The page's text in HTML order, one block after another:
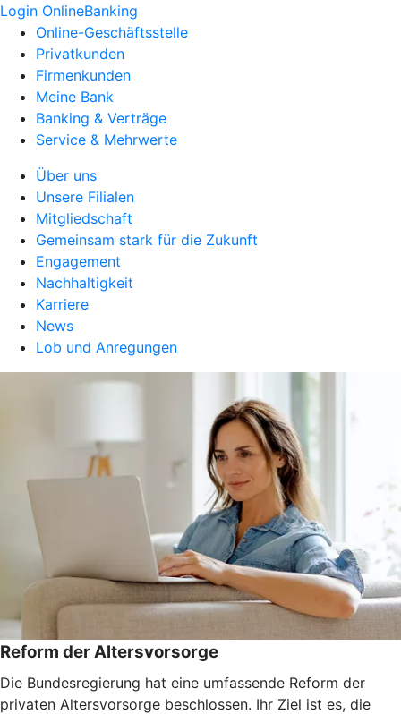
Login OnlineBanking
Online-Geschäftsstelle
Privatkunden
Firmenkunden
Meine Bank
Banking & Verträge
Service & Mehrwerte
Über uns
Unsere Filialen
Mitgliedschaft
Gemeinsam stark für die Zukunft
Engagement
Nachhaltigkeit
Karriere
News
Lob und Anregungen
Reform der Altersvorsorge
Die Bundesregierung hat eine umfassende Reform der
privaten Altersvorsorge beschlossen. Ihr Ziel ist es, die